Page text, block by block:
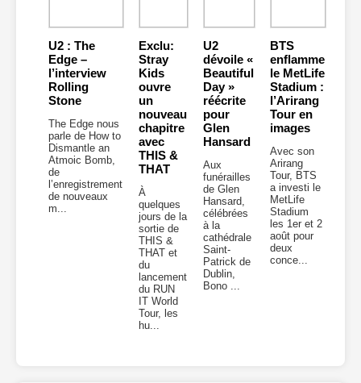
U2 : The
Edge –
l’interview
Rolling
Stone
The Edge nous
parle de How to
Dismantle an
Atmoic Bomb,
de
l’enregistrement
de nouveaux
m...
Exclu:
Stray
Kids
ouvre
un
nouveau
chapitre
avec
THIS &
THAT
À
quelques
jours de la
sortie de
THIS &
THAT et
du
lancement
du RUN
IT World
Tour, les
hu...
U2
dévoile «
Beautiful
Day »
réécrite
pour
Glen
Hansard
Aux
funérailles
de Glen
Hansard,
célébrées
à la
cathédrale
Saint-
Patrick de
Dublin,
Bono ...
BTS
enflamme
le MetLife
Stadium :
l’Arirang
Tour en
images
Avec son
Arirang
Tour, BTS
a investi le
MetLife
Stadium
les 1er et 2
août pour
deux
conce...